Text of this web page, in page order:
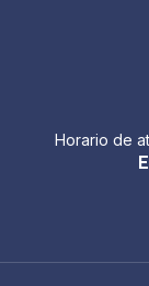
Horario de